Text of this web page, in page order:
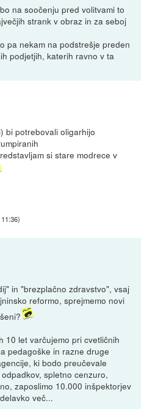
na soočenju pred volitvami to
strank v obraz in za seboj
pa nekam na podstrešje preden
podjetjih, katerih ravno v ta
bi potrebovali oligarhijo
si stare modrece v
)
in "brezplačno zdravstvo", vsaj
reformo, sprejmemo novi
10 let varčujemo pri cvetličnih
pedagoške in razne druge
ki bodo preučevale
spletno cenzuro,
zaposlimo 10.000 inšpektorjev
več...